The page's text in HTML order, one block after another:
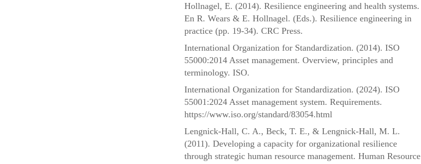
Hollnagel, E. (2014). Resilience engineering and health systems.
En R. Wears & E. Hollnagel. (Eds.). Resilience engineering in
practice (pp. 19-34). CRC Press.
International Organization for Standardization. (2014). ISO
55000:2014 Asset management. Overview, principles and
terminology. ISO.
International Organization for Standardization. (2024). ISO
55001:2024 Asset management system. Requirements.
https://www.iso.org/standard/83054.html
Lengnick-Hall, C. A., Beck, T. E., & Lengnick-Hall, M. L.
(2011). Developing a capacity for organizational resilience
through strategic human resource management. Human Resource